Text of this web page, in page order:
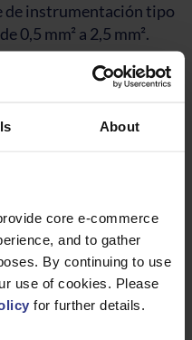
About
core e-commerce
and to gather
By continuing to use
use of cookies. Please
for further details.
de instrumentación tipo
0,5 mm² a 2,5 mm².
de instrumentación tipo
F, PVC, de 0,5 mm²
BS EN/IEC
PiMF Cable de
PVC ICAT
PDF
PiMF Cable de
PVC CAT